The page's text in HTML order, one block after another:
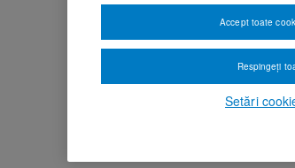
Setări
Respingeți
Accept toate